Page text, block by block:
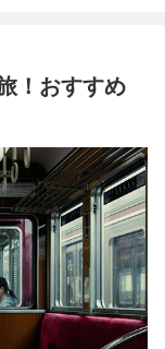
！おすすめ